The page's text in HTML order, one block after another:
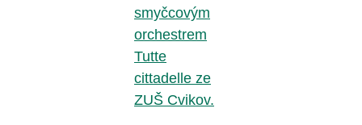
smyčcovým
orchestrem
Tutte
cittadelle ze
ZUŠ Cvikov.